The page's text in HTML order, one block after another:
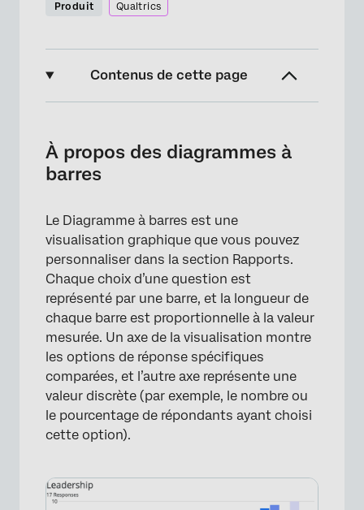
Produit Qualtrics
Contenus de cette page
Personnalisation
Moyennes mobiles
Types de rapports
À propos des diagrammes à
barres
Le Diagramme à barres est une
visualisation graphique que vous pouvez
personnaliser dans la section Rapports.
Chaque choix d’une question est
représenté par une barre, et la longueur de
chaque barre est proportionnelle à la valeur
mesurée. Un axe de la visualisation montre
les options de réponse spécifiques
comparées, et l’autre axe représente une
valeur discrète (par exemple, le nombre ou
le pourcentage de répondants ayant choisi
cette option).